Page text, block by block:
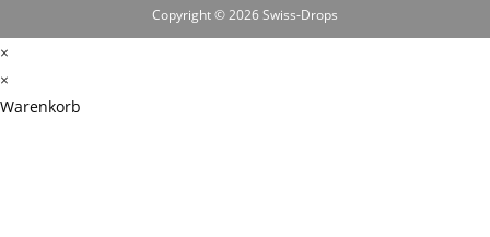
Copyright © 2026 Swiss-Drops
×
×
Warenkorb